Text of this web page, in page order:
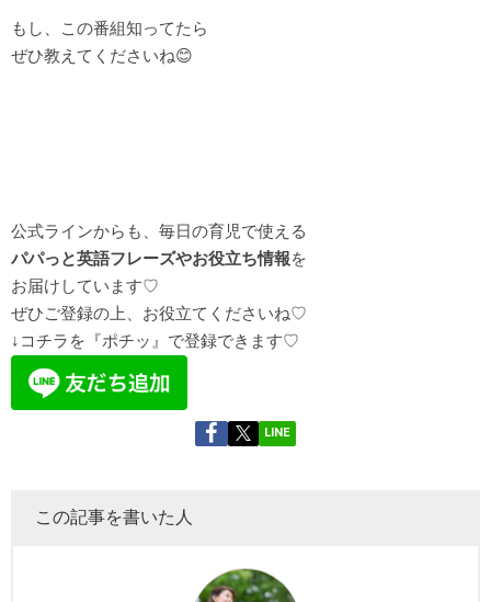
もし、この番組知ってたら
ぜひ教えてくださいね😊
公式ラインからも、毎日の育児で使える
パパっと英語フレーズやお役立ち情報を
お届け しています♡
ぜひご登録の上、お役立てくださいね♡
↓コチラを『ポチッ』で登録できます♡
LINE
この記事を書いた人